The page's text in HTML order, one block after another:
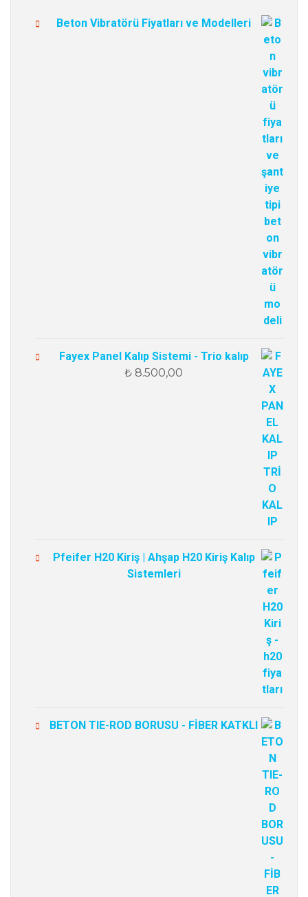
Beton Vibratörü Fiyatları ve Modelleri
Fayex Panel Kalıp Sistemi - Trio kalıp
₺ 8.500,00
Pfeifer H20 Kiriş | Ahşap H20 Kiriş Kalıp
Sistemleri
BETON TIE-ROD BORUSU - FİBER KATKLI